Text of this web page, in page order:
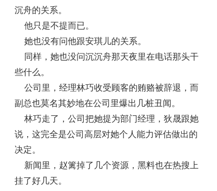
沉舟的关系。
他只是不提而已。
她也没有问他跟安琪儿的关系。
同样，她也没问沉沉舟那天夜里在电话那头干
些什么。
公司里，经理林巧收受顾客的贿赂被辞退，而
副总也莫名其妙地在公司里爆出几桩丑闻。
林巧走了，公司把她提为部门经理，狄晟跟她
说，这完全是公司高层对她个人能力评估做出的
决定。
新闻里，赵篱掉了几个资源，黑料也在热搜上
挂了好几天。